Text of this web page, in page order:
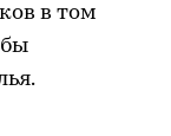
в том